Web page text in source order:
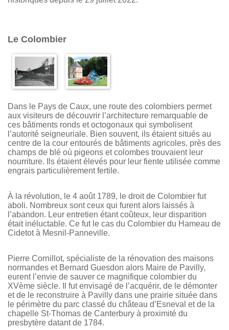
Le Colombier
Dans le Pays de Caux, une route des colombiers permet
aux visiteurs de découvrir l’architecture remarquable de
ces bâtiments ronds et octogonaux qui symbolisent
l’autorité seigneuriale. Bien souvent, ils étaient situés au
centre de la cour entourés de bâtiments agricoles, près des
champs de blé où pigeons et colombes trouvaient leur
nourriture. Ils étaient élevés pour leur fiente utilisée comme
engrais particulièrement fertile.
À la révolution, le 4 août 1789, le droit de Colombier fut
aboli. Nombreux sont ceux qui furent alors laissés à
l’abandon. Leur entretien étant coûteux, leur disparition
était inéluctable. Ce fut le cas du Colombier du Hameau de
Cidetot à Mesnil-Panneville.
Pierre Cornillot, spécialiste de la rénovation des maisons
normandes et Bernard Guesdon alors Maire de Pavilly,
eurent l’envie de sauver ce magnifique colombier du
XVème siècle. Il fut envisagé de l’acquérir, de le démonter
et de le reconstruire à Pavilly dans une prairie située dans
le périmètre du parc classé du château d’Esneval et de la
chapelle St-Thomas de Canterbury à proximité du
presbytère datant de 1784.